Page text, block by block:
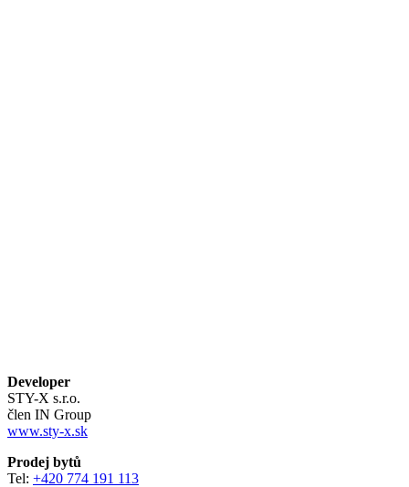
Developer
STY-X s.r.o.
člen IN Group
www.sty-x.sk
Prodej bytů
Tel: +420 774 191 113